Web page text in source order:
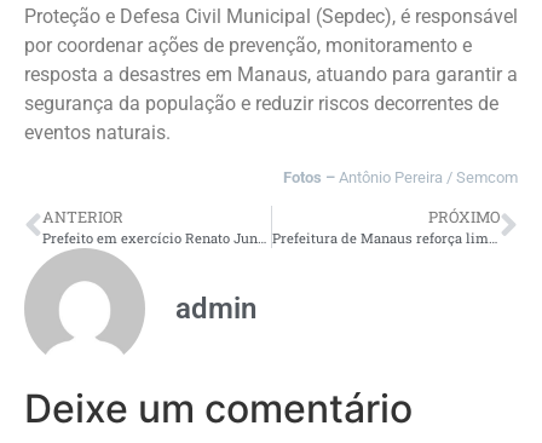
Proteção e Defesa Civil Municipal (Sepdec), é responsável
por coordenar ações de prevenção, monitoramento e
resposta a desastres em Manaus, atuando para garantir a
segurança da população e reduzir riscos decorrentes de
eventos naturais.
Fotos – Antônio Pereira / Semcom
ANTERIOR PRÓXIMO
admin
Deixe um comentário